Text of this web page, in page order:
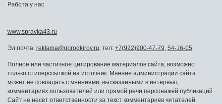
Работа у нас
www.spravka43.ru
Эл.почта: reklama@gorodkirov.ru , тел: +7(922)900-47-79 54-16-05
Полное или частичное цитирование материалов сайта, возможно
только с гиперссылкой на источник. Мнение администрации сайта
может не совпадать с мнениями, высказанными в интервью,
комментариях пользователей или прямой речи персонажей публикаций.
Сайт не несёт ответственности за текст комментариев читателей.